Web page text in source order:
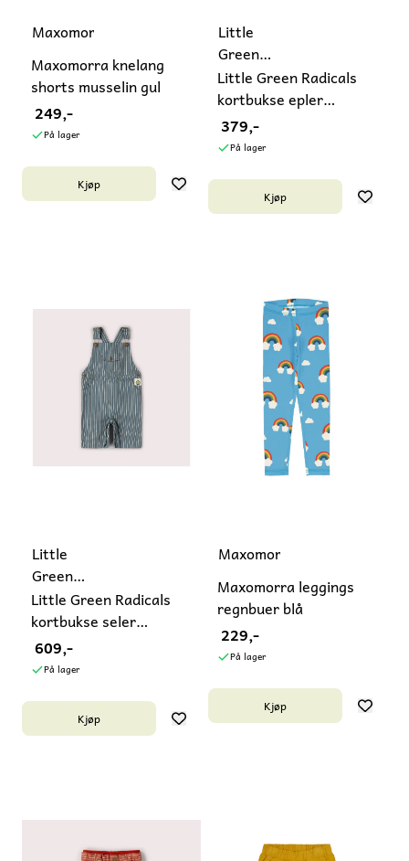
Maxomorra
Maxomorra knelang
shorts musselin gul
249,-
På lager
Kjøp
Little
Green
Radicals
Little Green Radicals
kortbukse epler
mørkeblå
379,-
På lager
Kjøp
Little
Green
Radicals
Little Green Radicals
kortbukse seler
stripete ...
609,-
På lager
Kjøp
Maxomorra
Maxomorra leggings
regnbuer blå
229,-
På lager
Kjøp